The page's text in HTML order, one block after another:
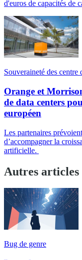
d'euros de capacités de
Souveraineté des centre
Orange et
de data centers
européen
Les partenaires
d’accompagner la
artificielle.
Autres articles
Bug de genre